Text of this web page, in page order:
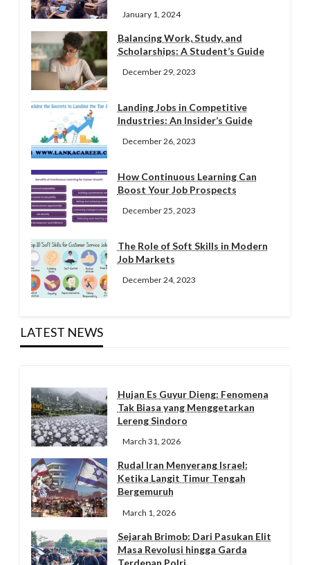
January 1, 2024
Balancing Work, Study, and
Scholarships: A Student’s Guide
December 29, 2023
Landing Jobs in Competitive
Industries: An Insider’s Guide
December 26, 2023
How Continuous Learning Can
Boost Your Job Prospects
December 25, 2023
The Role of Soft Skills in Modern
Job Markets
December 24, 2023
LATEST NEWS
Hujan Es Guyur Dieng: Fenomena
Tak Biasa yang Menggetarkan
Lereng Sindoro
March 31, 2026
Rudal Iran Menyerang Israel:
Ketika Langit Timur Tengah
Bergemuruh
March 1, 2026
Sejarah Brimob: Dari Pasukan Elit
Masa Revolusi hingga Garda
Terdepan Polri